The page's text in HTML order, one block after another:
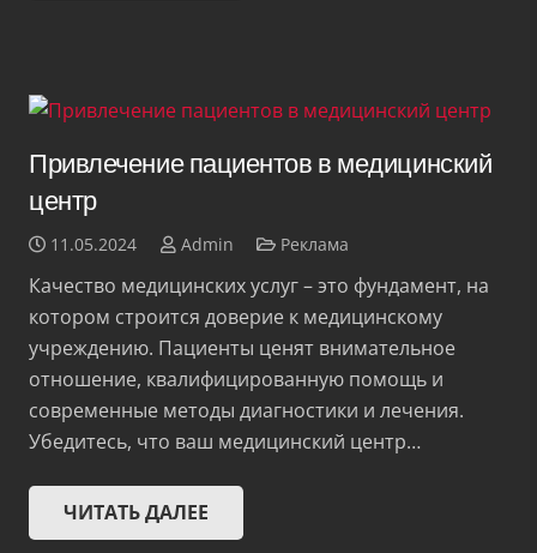
Привлечение пациентов в медицинский
центр
11.05.2024 Admin Реклама
Качество медицинских услуг – это фундамент, на
котором строится доверие к медицинскому
учреждению. Пациенты ценят внимательное
отношение, квалифицированную помощь и
современные методы диагностики и лечения.
Убедитесь, что ваш медицинский центр…
ЧИТАТЬ ДАЛЕЕ